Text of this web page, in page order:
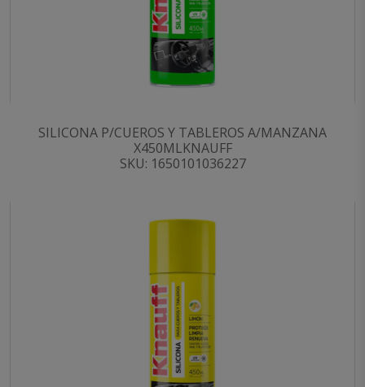
SILICONA P/CUEROS Y TABLEROS A/MANZANA
X450MLKNAUFF
SKU: 1650101036227